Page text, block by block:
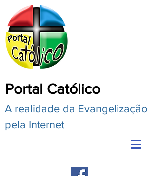
Portal Católico
A realidade da Evangelização
pela Internet